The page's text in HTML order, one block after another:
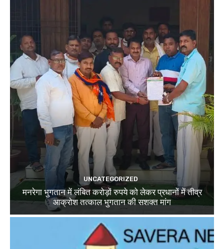
UNCATEGORIZED
मनरेगा भुगतान में लंबित करोड़ों रुपये को लेकर प्रधानों में तीव्र
आक्रोश तत्काल भुगतान की सशक्त मांग